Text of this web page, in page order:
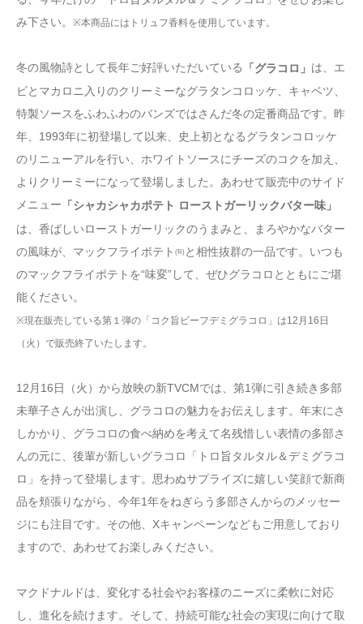
み下さい。 ※本商品にはトリュフ香料を使用しています。
冬の風物詩として長年ご好評いただいている 「グラコロ」 は、エ
ビとマカロニ入りのクリーミーなグラタンコロッケ、キャベツ、
特製ソースをふわふわのバンズではさんだ冬の定番商品です。昨
年、1993年に初登場して以来、史上初となるグラタンコロッケ
のリニューアルを行い、ホワイトソースにチーズのコクを加え、
よりクリーミーになって登場しました。あわせて販売中のサイド
メニュー 「シャカシャカポテト ローストガーリックバター味」
は、香ばしいローストガーリックのうまみと、まろやかなバター
の風味が、マックフライポテト (R) と相性抜群の一品です。いつも
のマックフライポテトを“味変”して、ぜひグラコロとともにご堪
能ください。
※現在販売している第１弾の「コク旨ビーフデミグラコロ」は12月16日
（火）で販売終了いたします。
12月16日（火）から放映の新TVCMでは、第1弾に引き続き多部
未華子さんが出演し、グラコロの魅力をお伝えします。年末にさ
しかかり、グラコロの食べ納めを考えて名残惜しい表情の多部さ
んの元に、後輩が新しいグラコロ「トロ旨タルタル＆デミグラコ
ロ」を持って登場します。思わぬサプライズに嬉しい笑顔で新商
品を頬張りながら、今年1年をねぎらう多部さんからのメッセー
ジにも注目です。その他、Xキャンペーンなどもご用意しており
ますので、あわせてお楽しみください。
マクドナルドは、変化する社会やお客様のニーズに柔軟に対応
し、進化を続けます。そして、持続可能な社会の実現に向けて取